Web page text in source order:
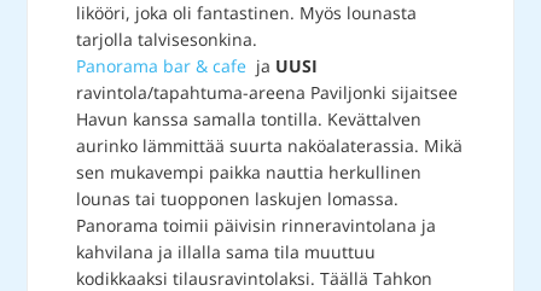
likööri, joka oli fantastinen. Myös lounasta
tarjolla talvisesonkina.
Panorama bar & cafe ja UUSI
ravintola/tapahtuma-areena Paviljonki sijaitsee
Havun kanssa samalla tontilla. Kevättalven
aurinko lämmittää suurta naköalaterassia. Mikä
sen mukavempi paikka nauttia herkullinen
lounas tai tuopponen laskujen lomassa.
Panorama toimii päivisin rinneravintolana ja
kahvilana ja illalla sama tila muuttuu
kodikkaaksi tilausravintolaksi. Täällä Tahkon